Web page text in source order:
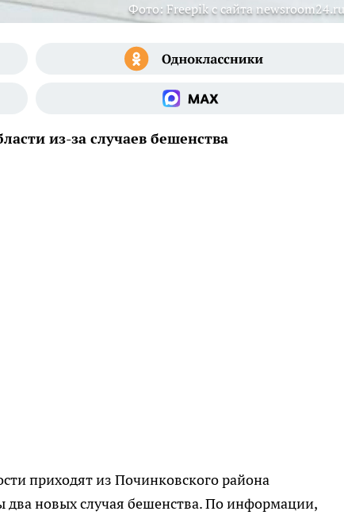
Фото: Freepik с сайта newsroom24.ru
из-за случаев бешенства
приходят из Починковского района
два новых случая бешенства. По информации,